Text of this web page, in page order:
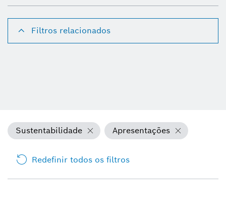
Filtros relacionados
Sustentabilidade Apresentações
Redefinir todos os filtros